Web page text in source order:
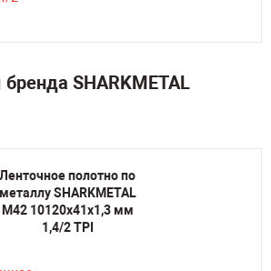
SHARKMETAL
Ленточное полотно по
металлу SHARKMETAL
M42 10120х41х1,3 мм
1,4/2 TPI